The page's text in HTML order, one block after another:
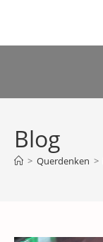
springen
Blog
> Querdenken >